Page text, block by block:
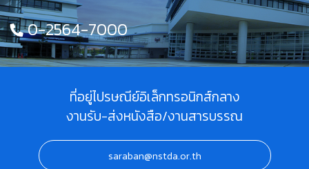
0-2564-7000
ที่อยู่ไปรษณีย์อิเล็กทรอนิกส์กลาง
งานรับ-ส่งหนังสือ/งานสารบรรณ
saraban@nstda.or.th